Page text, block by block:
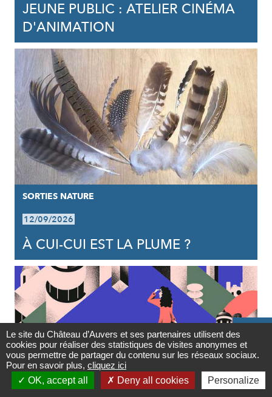
Contact

Newsletter
JEUNE PUBLIC : ATELIER CINÉMA
D'ANIMATION
SORTIES NATURE
12/09/2026
À CUI-CUI EST LA PLUME ?
Le site du Château d’Auvers et ses partenaires utilisent des
cookies pour réaliser des statistiques de visites anonymes et
vous permettre de partager du contenu sur les réseaux sociaux.
Pour en savoir plus, cliquez ici
OK, accept all
Deny all cookies Personalize